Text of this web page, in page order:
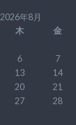
2026年8月
木 金
6 7
13 14
20 21
27 28